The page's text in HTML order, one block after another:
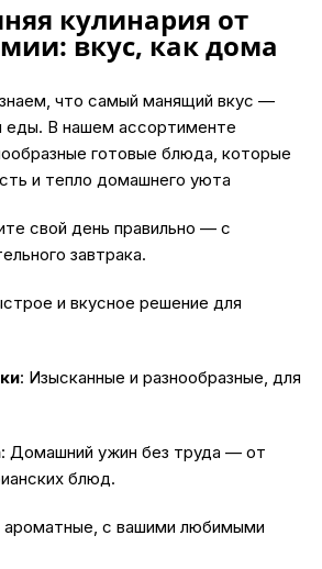
кулинария от
вкус, как дома
что самый манящий вкус —
еды. В нашем ассортименте
готовые блюда, которые
и тепло домашнего уюта
свой день правильно — с
завтрака.
и вкусное решение для
: Изысканные и разнообразные, для
: Домашний ужин без труда — от
блюд.
ароматные, с вашими любимыми